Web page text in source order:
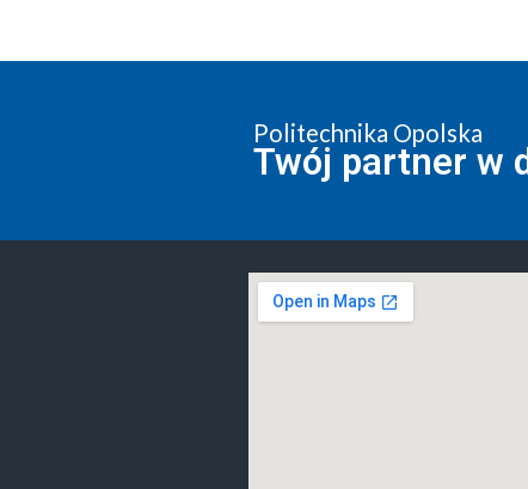
Politechnika Opolska
Twój partner w